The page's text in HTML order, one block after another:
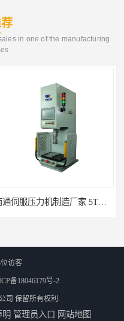
in one of the manufacturing
位访客
备18046179号-2
司 保留所有权利.
明 管理员入口 网站地图